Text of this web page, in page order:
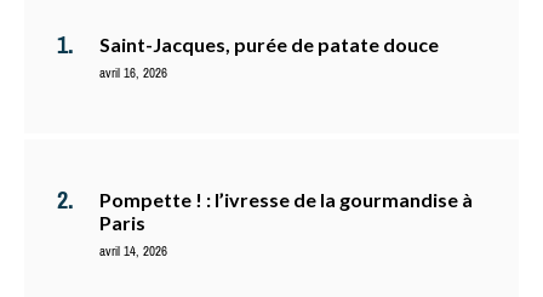
Saint-Jacques, purée de patate douce
avril 16, 2026
Pompette ! : l’ivresse de la gourmandise à
Paris
avril 14, 2026